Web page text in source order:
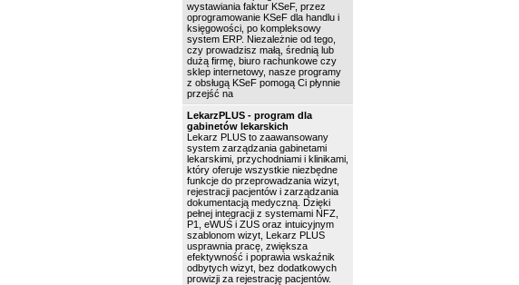
wystawiania faktur KSeF, przez
oprogramowanie KSeF dla handlu i
księgowości, po kompleksowy
system ERP. Niezależnie od tego,
czy prowadzisz małą, średnią lub
dużą firmę, biuro rachunkowe czy
sklep internetowy, nasze programy
z obsługą KSeF pomogą Ci płynnie
przejść na
LekarzPLUS - program dla
gabinetów lekarskich
Lekarz PLUS to zaawansowany
system zarządzania gabinetami
lekarskimi, przychodniami i klinikami,
który oferuje wszystkie niezbędne
funkcje do przeprowadzania wizyt,
rejestracji pacjentów i zarządzania
dokumentacją medyczną. Dzięki
pełnej integracji z systemami NFZ,
P1, eWUŚ i ZUS oraz intuicyjnym
szablonom wizyt, Lekarz PLUS
usprawnia pracę, zwiększa
efektywność i poprawia wskaźnik
odbytych wizyt, bez dodatkowych
prowizji za rejestrację pacjentów.